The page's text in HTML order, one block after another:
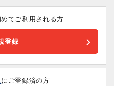
めてご利用される方
登録
にご登録済の方